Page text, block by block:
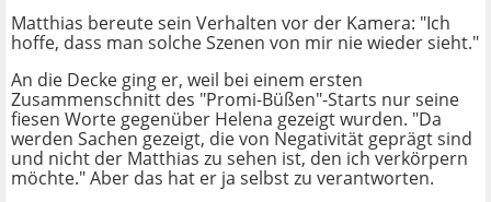
Matthias bereute sein Verhalten vor der Kamera: "Ich
hoffe, dass man solche Szenen von mir nie wieder sieht."
An die Decke ging er, weil bei einem ersten
Zusammenschnitt des "Promi-Büßen"-Starts nur seine
fiesen Worte gegenüber Helena gezeigt wurden. "Da
werden Sachen gezeigt, die von Negativität geprägt sind
und nicht der Matthias zu sehen ist, den ich verkörpern
möchte." Aber das hat er ja selbst zu verantworten.